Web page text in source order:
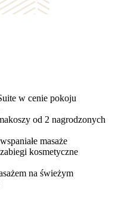
w cenie pokoju
od 2 nagrodzonych
masaże
kosmetyczne
na świeżym